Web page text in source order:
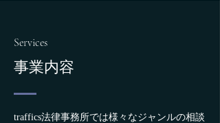
Services
事業内容
traffics法律事務所では様々なジャンルの相談